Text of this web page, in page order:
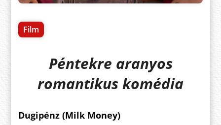
Film
Péntekre aranyos
romantikus komédia
Dugipénz (Milk Money)